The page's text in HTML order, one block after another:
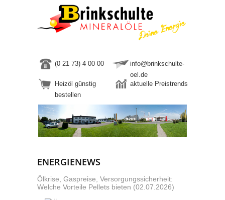
(0 21 73) 4 00 00
info@brinkschulte-
oel.de
Heizöl günstig
bestellen
aktuelle Preistrends
ENERGIENEWS
Ölkrise, Gaspreise, Versorgungssicherheit:
Welche Vorteile Pellets bieten (02.07.2026)